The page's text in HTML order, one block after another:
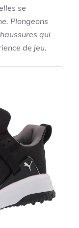
se
Plongeons
qui
de jeu.